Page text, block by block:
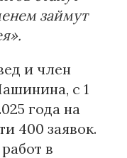
займут
и член
с 1
года на
400 заявок.
в